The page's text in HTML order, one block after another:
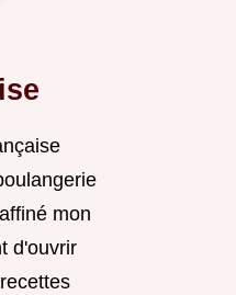
mon
d'ouvrir